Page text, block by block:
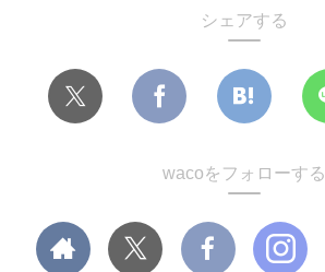
シェアする
wacoをフォローする